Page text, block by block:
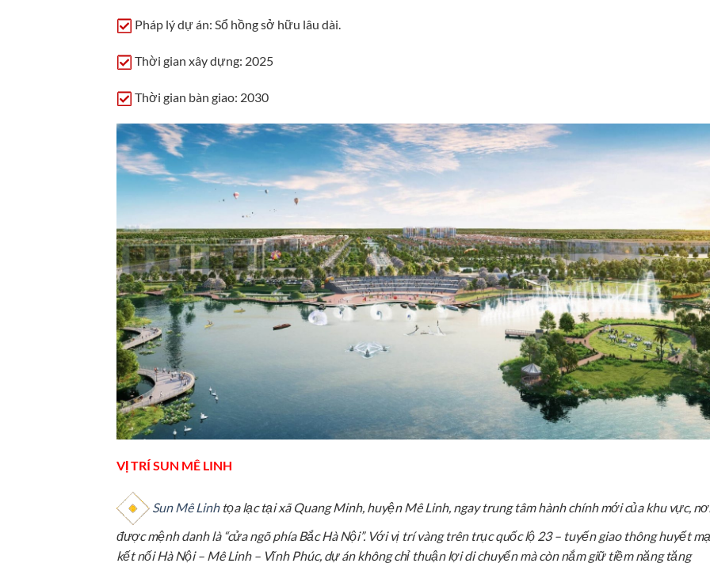
Pháp lý dự án: Sổ hồng sở hữu lâu dài.
Thời gian xây dựng: 2025
Thời gian bàn giao: 2030
VỊ TRÍ SUN MÊ LINH
Sun Mê Linhtọa lạc tại xã Quang Minh, huyện Mê Linh, ngay trung tâm hành chính mới của khu vực,
được mệnh danh là “cửa ngõ phía Bắc Hà Nội”. Với vị trí vàng trên trục quốc lộ 23 – tuyến giao thông huyết
kết nối Hà Nội – Mê Linh – Vĩnh Phúc, dự án không chỉ thuận lợi di chuyển mà còn nắm giữ tiềm năng tăng